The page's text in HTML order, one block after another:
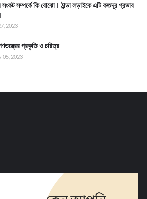
সংকট সম্পর্কে কি বোঝো। ঠান্ডা লড়াইকে এটি কতদূর প্রভাব
2023
প্রকৃতি ও চরিত্র
05, 2023